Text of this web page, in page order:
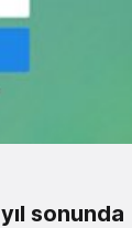
yıl sonunda